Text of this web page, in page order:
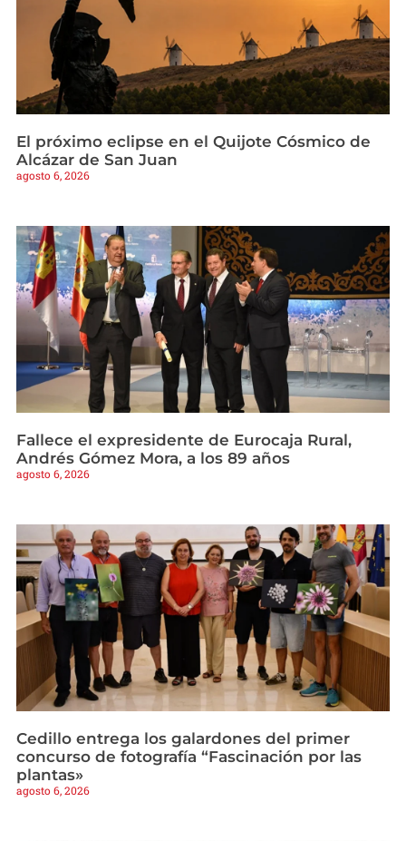
El próximo eclipse en el Quijote Cósmico de
Alcázar de San Juan
agosto 6, 2026
Fallece el expresidente de Eurocaja Rural,
Andrés Gómez Mora, a los 89 años
agosto 6, 2026
Cedillo entrega los galardones del primer
concurso de fotografía “Fascinación por las
plantas»
agosto 6, 2026